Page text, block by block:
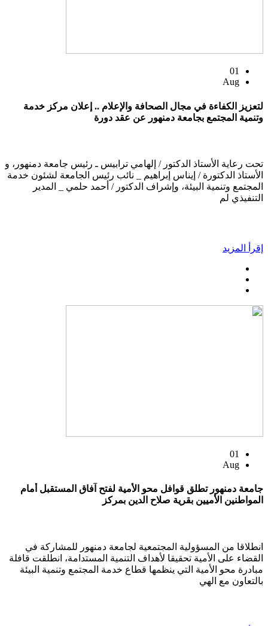
01
Aug
لتعزيز الكفاءة في مجال الصحافة والإعلام .. إعلان مركز خدمة
وتنمية المجتمع بجامعة دمنهور عن عقد دورة
تحت رعاية الأستاذ الدكتور / إلهامي ترابيس ـ رئيس جامعة دمنهور، و
الأستاذ الدكتورة / إيناس إبراهيم _ نائب رئيس الجامعة لشئون خدمة
المجتمع وتنمية البيئة، وإشراف الدكتور / أحمد حلمي _ المدير
التنفيذي لم
إقرأ المزيد
01
Aug
جامعة دمنهور تطلق قوافل محو الأمية لفتح آفاق المستقبل أمام
المواطنين الأميين بقرية صلاح الدين بمركز
انطلاقا من المسؤولية المجتمعية لجامعة دمنهور للمشاركة في
القضاء على الأمية تحقيقا لأهداف التنمية المستدامة، انطلقت قافلة
مبادرة محو الأمية التي ينظمها قطاع خدمة المجتمع وتنمية البيئة
بالتعاون مع الهي